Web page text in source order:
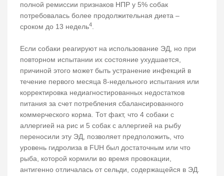
полной ремиссии признаков НПР у 5% собак
потребовалась более продолжительная диета –
сроком до 13 недель4.
Если собаки реагируют на использование ЭД, но при
повторном испытании их состояние ухудшается,
причиной этого может быть устранение инфекций в
течение первого месяца 8-недельного испытания или
корректировка недиагностированных недостатков
питания за счет потребления сбалансированного
коммерческого корма. Тот факт, что 4 собаки с
аллергией на рис и 5 собак с аллергией на рыбу
переносили эту ЭД, позволяет предположить, что
уровень гидролиза в FUH был достаточным или что
рыба, которой кормили во время провокации,
антигенно отличалась от сельди, содержащейся в ЭД.